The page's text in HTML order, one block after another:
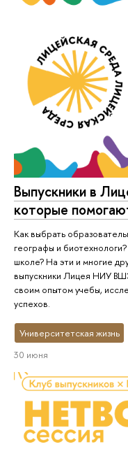
Выпускники в
которые
Как выбрать
географы и
школе? На эти и многие
выпускники Лицея НИУ
своим опытом учебы,
успехов.
Университетская жизнь
30 июня